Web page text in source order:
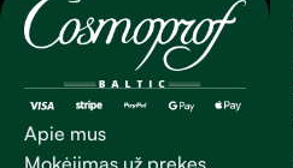
Apie mus